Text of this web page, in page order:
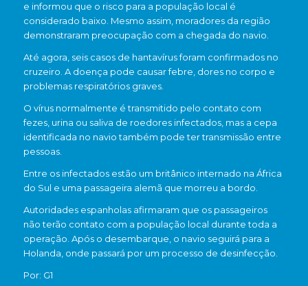
e informou que o risco para a população local é
considerado baixo. Mesmo assim, moradores da região
demonstraram preocupação com a chegada do navio.
Até agora, seis casos de hantavírus foram confirmados no
cruzeiro. A doença pode causar febre, dores no corpo e
problemas respiratórios graves.
O vírus normalmente é transmitido pelo contato com
fezes, urina ou saliva de roedores infectados, mas a cepa
identificada no navio também pode ter transmissão entre
pessoas.
Entre os infectados estão um britânico internado na África
do Sul e uma passageira alemã que morreu a bordo.
Autoridades espanholas afirmaram que os passageiros
não terão contato com a população local durante toda a
operação. Após o desembarque, o navio seguirá para a
Holanda, onde passará por um processo de desinfecção.
Por: G1